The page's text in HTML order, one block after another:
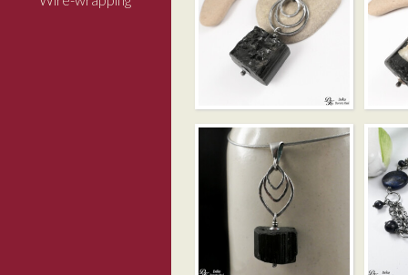
TURMALIN
CZARNY MIDI –
CZARNY KRYSZTAŁ
TURMALINU –
WISIOREK
LAPIS